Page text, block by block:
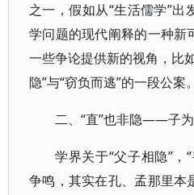
之一，假如从“生活儒学”
学问题的现代阐释的一种新
一些争论提供新的视角，比
隐”与“窃负而逃”的一段公案。
二、“直”也非隐——子
学界关于“父子相隐”，
争鸣，其实在孔、孟那里本